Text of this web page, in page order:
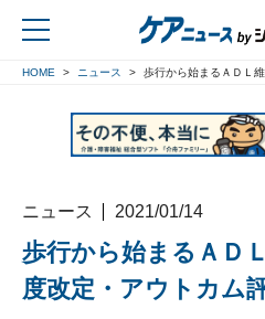
HOME ニュース 歩行から始まるＡＤＬ維
ニュース 2021/01/14
歩行から始まるＡＤ
度改定・アウトカム